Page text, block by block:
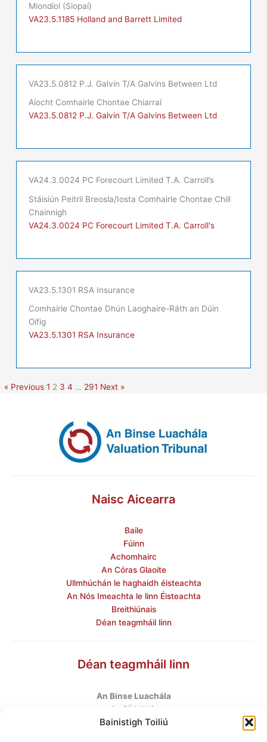
Bainistigh Toiliú
Miondíol (Siopaí)
VA23.5.1185 Holland and Barrett Limited
VA23.5.0812 P.J. Galvin T/A Galvins Between Ltd
Aíocht Comhairle Chontae Chiarraí
VA23.5.0812 P.J. Galvin T/A Galvins Between Ltd
VA24.3.0024 PC Forecourt Limited T.A. Carroll’s
Stáisiún Peitril Breosla/Iosta Comhairle Chontae Chill
Chainnigh
VA24.3.0024 PC Forecourt Limited T.A. Carroll's
VA23.5.1301 RSA Insurance
Comhairle Chontae Dhún Laoghaire-Ráth an Dúin
Oifig
VA23.5.1301 RSA Insurance
« Previous 1 2 3 4 … 291 Next »
Naisc Aicearra
Baile
Fúinn
Achomhairc
An Córas Glaoite
Ullmhúchán le haghaidh éisteachta
An Nós Imeachta le linn Éisteachta
Breithiúnais
Déan teagmháil linn
Déan teagmháil linn
An Binse Luachála
An 6úhUrlár
Halla Mhargadh na Feirme